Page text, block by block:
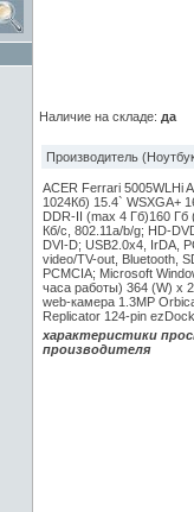
Наличие на складе: да
Производитель
ACER Ferrari 5005WLHi
1024Кб) 15.4` WSXGA+
DDR-II (max 4 Гб)160 Гб
Кб/c, 802.11a/b/g; HD-
DVI-D; USB2.0x4, IrDA,
video/TV-out, Bluetooth,
PCMCIA; Microsoft
часа работы) 364 (W) x
web-камера 1.3MP
Replicator 124-pin
характеристики
производителя